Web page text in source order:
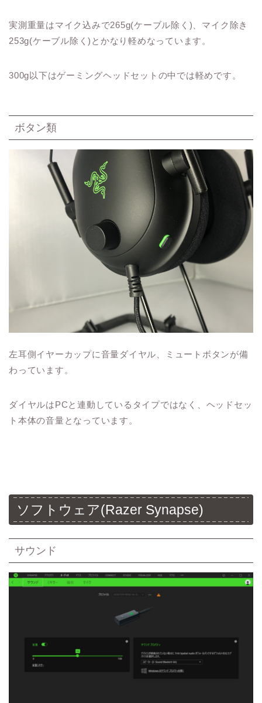
実測重量はマイク込みで265g(ケーブル除く)、マイク除き
253g(ケーブル除く)とかなり軽めなっています。
300g以下はゲーミングヘッドセットの中では軽めです。
ボタン類
左耳側イヤーカップに音量ダイヤル、ミュートボタンが備
わっています。
ダイヤルはPCと連動しているタイプではなく、ヘッドセッ
ト本体の音量となっています。
ソフトウェア(Razer Synapse)
サウンド